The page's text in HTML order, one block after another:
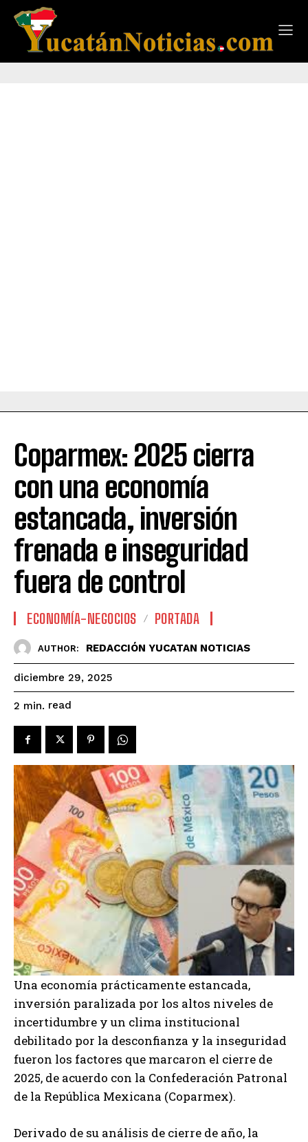
Coparmex: 2025 cierra
con una economía
estancada, inversión
frenada e inseguridad
fuera de control
ECONOMÍA-NEGOCIOS PORTADA
AUTHOR: REDACCIÓN YUCATAN NOTICIAS
diciembre 29, 2025
2 min. read
Una economía prácticamente estancada,
inversión paralizada por los altos niveles de
incertidumbre y un clima institucional
debilitado por la desconfianza y la inseguridad
fueron los factores que marcaron el cierre de
2025, de acuerdo con la Confederación Patronal
de la República Mexicana (Coparmex).
Derivado de su análisis de cierre de año, la